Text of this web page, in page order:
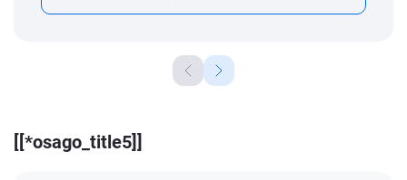
[[*osago_title5]]